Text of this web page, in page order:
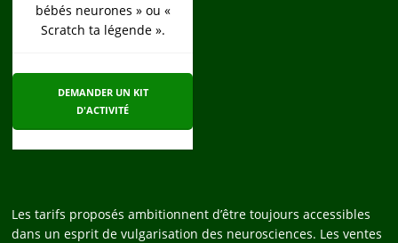
bébés neurones » ou «
Scratch ta légende ».
DEMANDER UN KIT
D'ACTIVITÉ
Les tarifs proposés ambitionnent d’être toujours accessibles
dans un esprit de vulgarisation des neurosciences. Les ventes